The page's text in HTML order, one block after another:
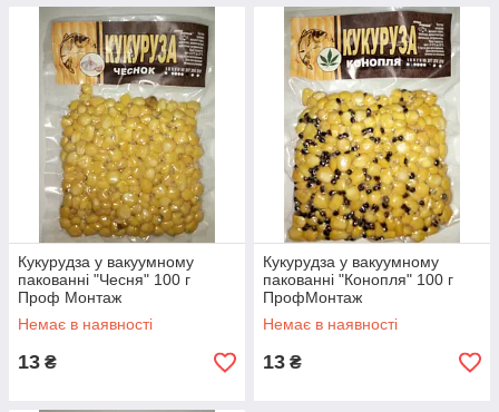
Кукурудза у вакуумному
пакованні "Чесня" 100 г
Проф Монтаж
Немає в наявності
13 ₴
Кукурудза у вакуумному
пакованні "Конопля" 100 г
ПрофМонтаж
Немає в наявності
13 ₴